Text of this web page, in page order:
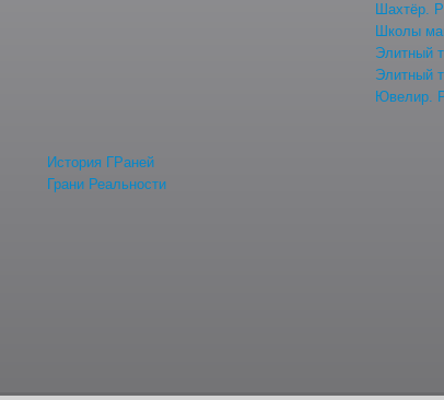
Шахтёр.
Школы
Элитный
Элитный
Ювелир.
История ГРаней
Грани Реальности